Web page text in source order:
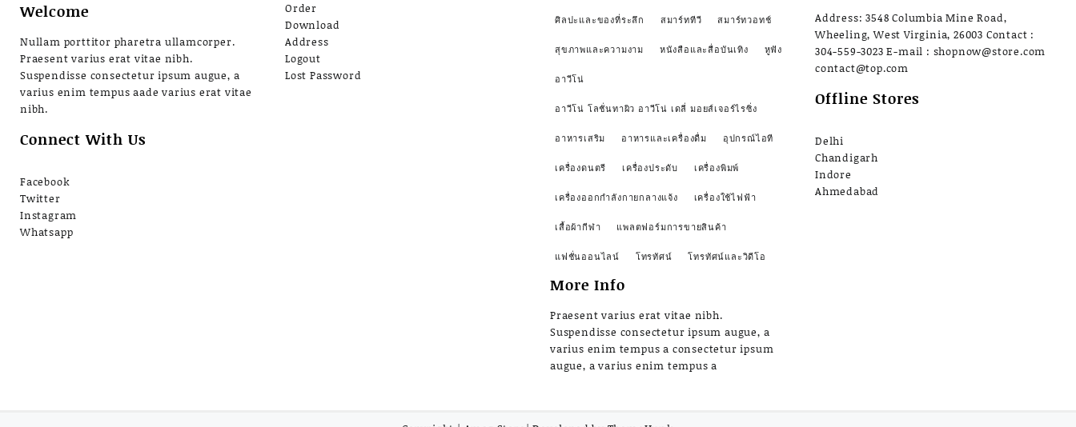
Welcome
Nullam porttitor pharetra ullamcorper.
Praesent varius erat vitae nibh.
Suspendisse consectetur ipsum augue, a
varius enim tempus aade varius erat vitae
nibh.
Connect With Us
Facebook
Twitter
Instagram
Whatsapp
Order
Download
Address
Logout
Lost Password
ศิลปะและของที่ระลึก สมาร์ททีวี สมาร์ทวอทช์
สุขภาพและความงาม หนังสือและสื่อบันเทิง หูฟัง
อาวีโน่
อาวีโน่ โลชั่นทาผิว อาวีโน่ เดลี่ มอยส์เจอร์ไรซิ่ง
อาหารเสริม อาหารและเครื่องดื่ม อุปกรณ์ไอที
เครื่องดนตรี เครื่องประดับ เครื่องพิมพ์
เครื่องออกกำลังกายกลางแจ้ง เครื่องใช้ไฟฟ้า
เสื้อผ้ากีฬา แพลตฟอร์มการขายสินค้า
แฟชั่นออนไลน์ โทรทัศน์ โทรทัศน์และวิดีโอ
More Info
Praesent varius erat vitae nibh.
Suspendisse consectetur ipsum augue, a
varius enim tempus a consectetur ipsum
augue, a varius enim tempus a
Address: 3548 Columbia Mine Road,
Wheeling, West Virginia, 26003 Contact :
304-559-3023 E-mail : shopnow@store.com
contact@top.com
Offline Stores
Delhi
Chandigarh
Indore
Ahmedabad